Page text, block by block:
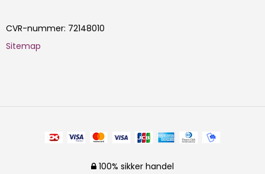
CVR-nummer: 72148010
Sitemap
100% sikker handel